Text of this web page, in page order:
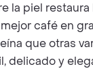
la piel
café en
que otras
delicado y